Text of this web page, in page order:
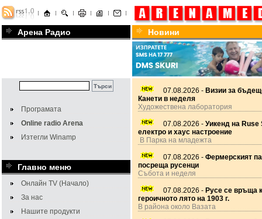
Арена Радио Новини
Програмата
Online radio Arena
Изтегли Winamp
Главно меню
Онлайн TV (Начало)
За нас
Нашите продукти
07.08.2026 - Визии за
Канети в неделя
Художествена лаборатория
07.08.2026 - Уикенд на Ruse
електро и хаус настроение
В Парка на младежта
07.08.2026 - Фермерският
посреща русенци
Събота и неделя
07.08.2026 - Русе се връща
героичното лято на 1903 г.
В района около Вазата